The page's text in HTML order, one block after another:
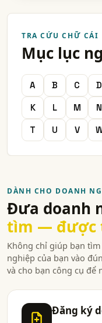
TRA CỨU CHỮ CÁI
Mục lục
A B C D
K
L M N
T
U V
DÀNH CHO DOANH
Đưa doanh
tìm — được
Không chỉ giúp bạn
nghiệp của bạn vào
và cho bạn công cụ để
Đăng ký